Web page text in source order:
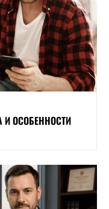
И ОСОБЕННОСТИ